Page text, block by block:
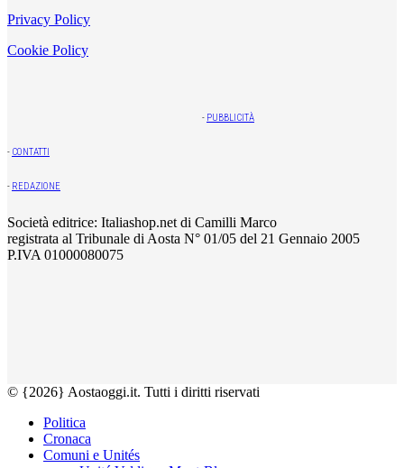
Privacy Policy
Cookie Policy
- PUBBLICITÀ
- CONTATTI
- REDAZIONE
Società editrice: Italiashop.net di Camilli Marco
registrata al Tribunale di Aosta N° 01/05 del 21 Gennaio 2005
P.IVA 01000080075
© {2026} Aostaoggi.it. Tutti i diritti riservati
Politica
Cronaca
Comuni e Unités